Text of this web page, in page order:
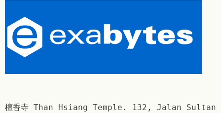
檀香寺 Than Hsiang Temple. 132, Jalan Sultan